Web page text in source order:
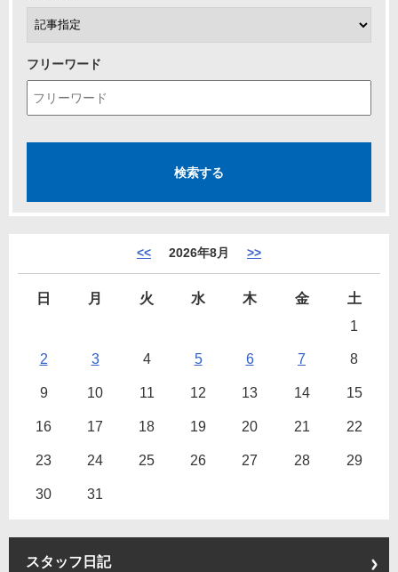
フリーワード
<< 2026年8月 >>
日 月 火 水 木 金
土
1
2 3 4 5 6 7 8
9 10 11 12 13 14 15
16 17 18 19 20 21 22
23 24 25 26 27 28 29
30 31
スタッフ日記